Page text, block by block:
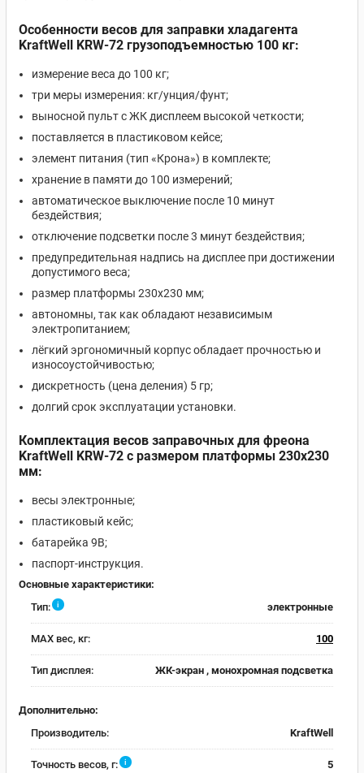
Особенности весов для заправки хладагента
KraftWell KRW-72 грузоподъемностью 100 кг:
измерение веса до 100 кг;
три меры измерения: кг/унция/фунт;
выносной пульт с ЖК дисплеем высокой четкости;
поставляется в пластиковом кейсе;
элемент питания (тип «Крона») в комплекте;
хранение в памяти до 100 измерений;
автоматическое выключение после 10 минут
бездействия;
отключение подсветки после 3 минут бездействия;
предупредительная надпись на дисплее при достижении
допустимого веса;
размер платформы 230х230 мм;
автономны, так как обладают независимым
электропитанием;
лёгкий эргономичный корпус обладает прочностью и
износоустойчивостью;
дискретность (цена деления) 5 гр;
долгий срок эксплуатации установки.
Комплектация весов заправочных для фреона
KraftWell KRW-72 с размером платформы 230х230
мм:
весы электронные;
пластиковый кейс;
батарейка 9В;
паспорт-инструкция.
Основные характеристики:
Тип:
i электронные
MAX вес, кг: 100
Тип дисплея: ЖК-экран , монохромная подсветка
Дополнительно:
Производитель:
KraftWell
Точность весов, г: i 5